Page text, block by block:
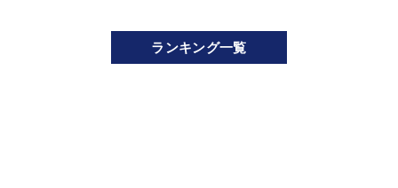
ランキング一覧